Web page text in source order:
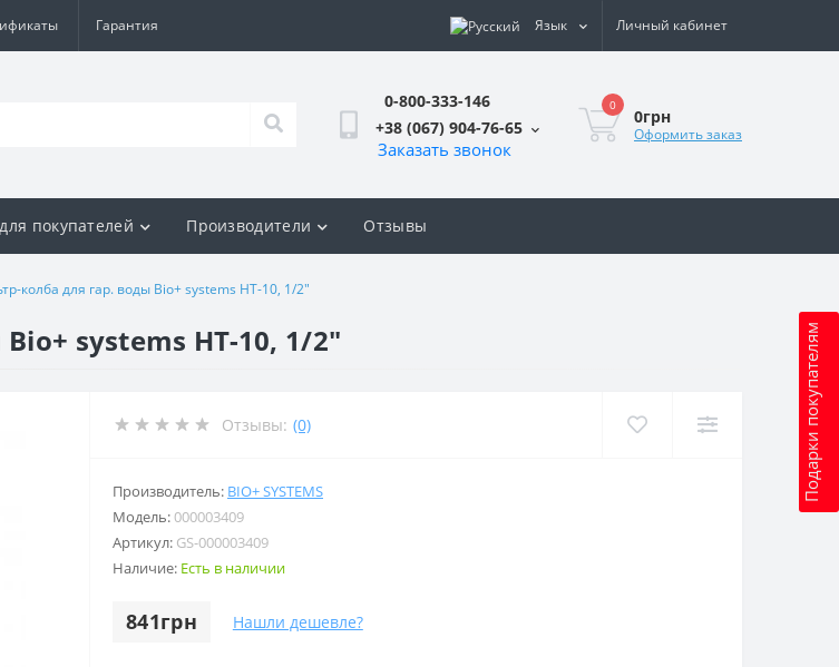
Гарантия Язык Личный кабинет
0-800-333-146
+38 (067) 904-76-65
Заказать звонок
0
0грн
Оформить заказ
Подарки покупателям
покупателей Производители Отзывы
колба для гар. воды Bіо+ systems HT-10, 1/2″
systems HT-10, 1/2″
Отзывы: (0)
Производитель: BIO+ SYSTEMS
Модель:000003409
Артикул: GS-000003409
Наличие: Есть в наличии
841грн Нашли дешевле?